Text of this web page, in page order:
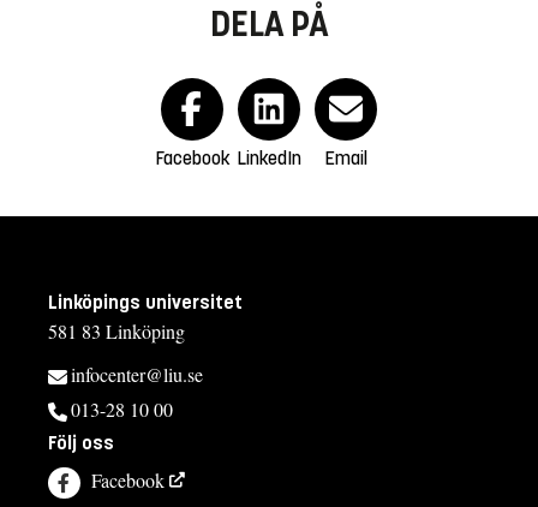
DELA PÅ
Facebook LinkedIn Email
Linköpings universitet
581 83 Linköping
infocenter@liu.se
013-28 10 00
Följ oss
Facebook